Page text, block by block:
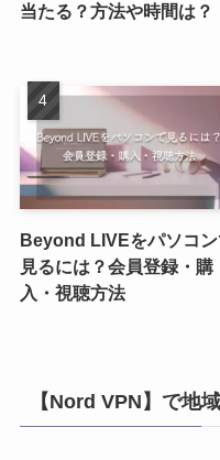
当たる？方法や時間は？
Beyond LIVEをパソコ
見るには？会員登録・購
入・視聴方法
【Nord VPN】で地